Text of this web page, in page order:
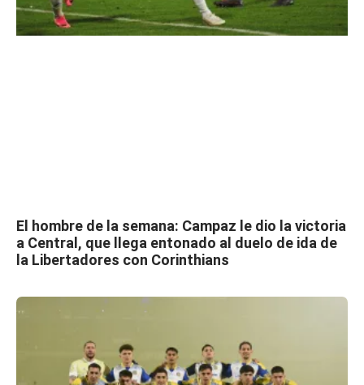
El hombre de la semana: Campaz le dio la victoria
a Central, que llega entonado al duelo de ida de
la Libertadores con Corinthians